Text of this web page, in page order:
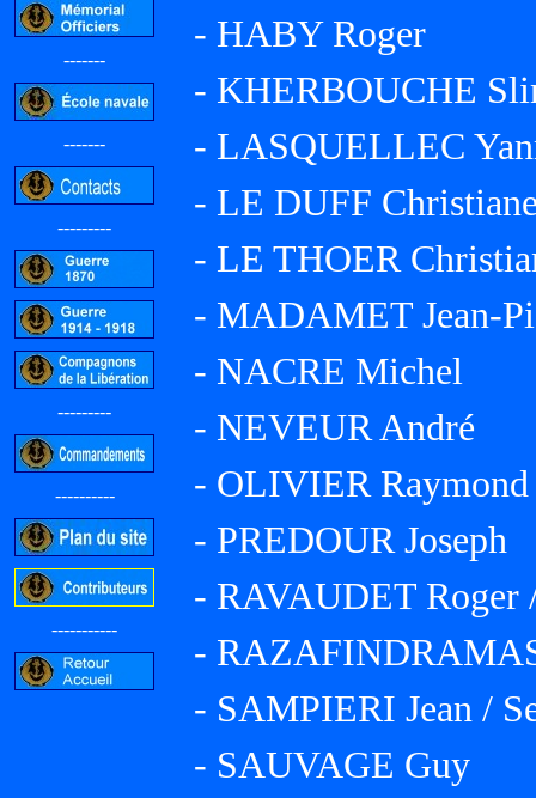
-------
-------
---------
---------
----------
-----------
- HABY Roger
- KHERBOUCHE
- LASQUELLEC
- LE DUFF
- LE THOER
- MADAMET Jean-
- NACRE Michel
- NEVEUR André
- OLIVIER Raymond
- PREDOUR Joseph
- RAVAUDET Roger
-
- SAMPIERI Jean /
- SAUVAGE Guy